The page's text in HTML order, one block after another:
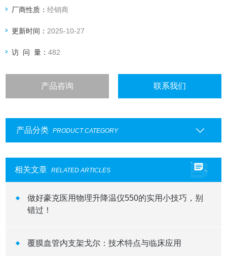
厂商性质：经销商
更新时间： 2025-10-27
访 问 量：482
产品咨询 联系我们
产品分类 PRODUCT CATEGORY
相关文章 RELATED ARTICLES
做好豪克医用物理升降温仪550的实用小技巧，别
错过！
覆膜血管内支架戈尔：技术特点与临床应用